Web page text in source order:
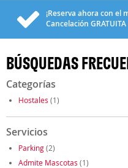
¡Reserva ahora con el
Cancelación GRATUITA
BÚSQUEDAS
Categorías
Hostales (1)
Servicios
Parking(2)
Admite Mascotas (1)